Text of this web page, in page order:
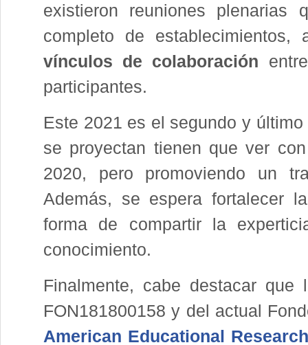
existieron reuniones plenarias
completo de
vínculos de colaboración
participantes.
Este 2021 es el segundo y
se proyectan tienen que ver
2020, pero promoviendo un
Además, se espera fortalecer
forma de compartir la
conocimiento.
Finalmente, cabe destacar
FON181800158 y del actual
American Educational